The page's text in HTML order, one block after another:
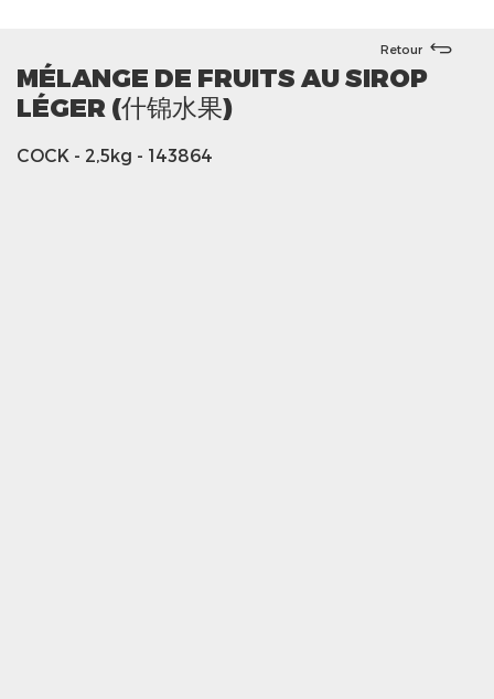
Retour
MÉLANGE DE FRUITS AU SIROP
LÉGER (什锦水果)
COCK - 2,5kg - 143864